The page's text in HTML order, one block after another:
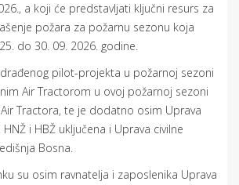
a koji će predstavljati ključni resurs za
požara za požarnu sezonu koja
do 30. 09. 2026. godine.
pilot-projekta u požarnoj sezoni
Air Tractorom u ovoj požarnoj sezoni
Tractora, te je dodatno osim Uprava
i HBŽ uključena i Uprava civilne
Bosna.
su osim ravnatelja i zaposlenika Uprava